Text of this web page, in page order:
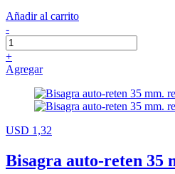
Añadir al carrito
-
+
Agregar
USD 1,32
Bisagra auto-reten 35